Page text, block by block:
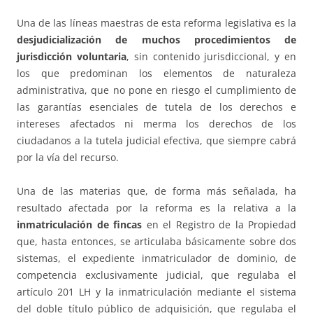
Una de las líneas maestras de esta reforma legislativa es la
desjudicialización de muchos procedimientos de
jurisdicción voluntaria, sin contenido jurisdiccional, y en
los que predominan los elementos de naturaleza
administrativa, que no pone en riesgo el cumplimiento de
las garantías esenciales de tutela de los derechos e
intereses afectados ni merma los derechos de los
ciudadanos a la tutela judicial efectiva, que siempre cabrá
por la vía del recurso.
Una de las materias que, de forma más señalada, ha
resultado afectada por la reforma es la relativa a la
inmatriculación de fincas en el Registro de la Propiedad
que, hasta entonces, se articulaba básicamente sobre dos
sistemas, el expediente inmatriculador de dominio, de
competencia exclusivamente judicial, que regulaba el
artículo 201 LH y la inmatriculación mediante el sistema
del doble título público de adquisición, que regulaba el